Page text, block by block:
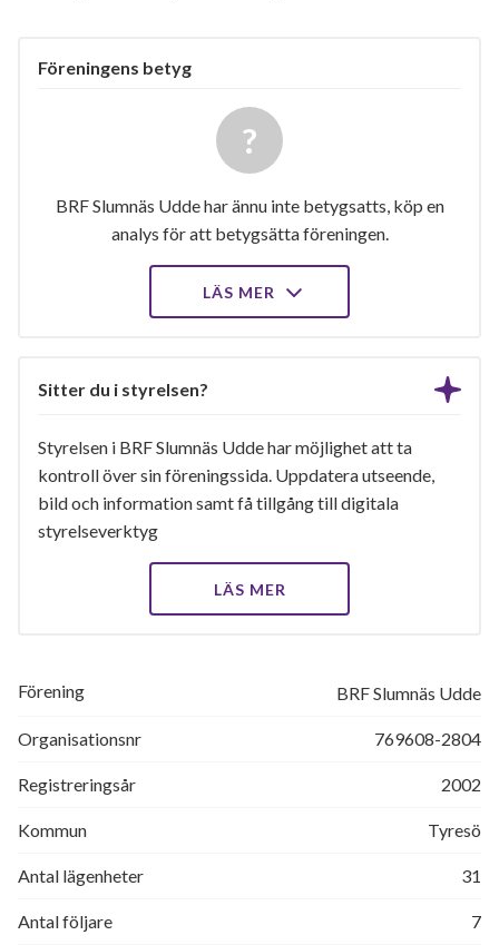
Föreningens betyg
BRF Slumnäs Udde har ännu inte betygsatts, köp en
analys för att betygsätta föreningen.
LÄS MER
Sitter du i styrelsen?
Styrelsen i BRF Slumnäs Udde har möjlighet att ta
kontroll över sin föreningssida. Uppdatera utseende,
bild och information samt få tillgång till digitala
styrelseverktyg
LÄS MER
Förening BRF Slumnäs Udde
Organisationsnr 769608-2804
Registreringsår 2002
Kommun Tyresö
Antal lägenheter 31
Antal följare 7